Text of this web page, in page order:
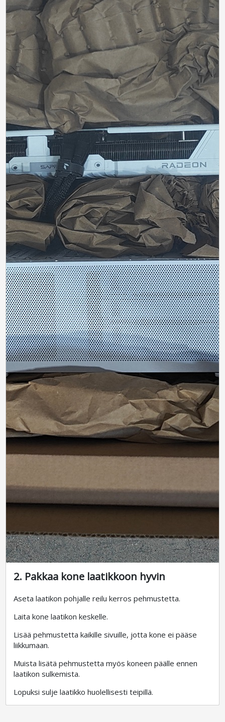
2. Pakkaa kone laatikkoon hyvin
Aseta laatikon pohjalle reilu kerros pehmustetta.
Laita kone laatikon keskelle.
Lisää pehmustetta kaikille sivuille, jotta kone ei pääse
liikkumaan.
Muista lisätä pehmustetta myös koneen päälle ennen
laatikon sulkemista.
Lopuksi sulje laatikko huolellisesti teipillä.